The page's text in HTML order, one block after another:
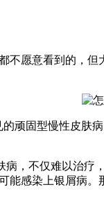
不愿意看到的，
顽固型慢性皮
，不仅难以治
感染上银屑病